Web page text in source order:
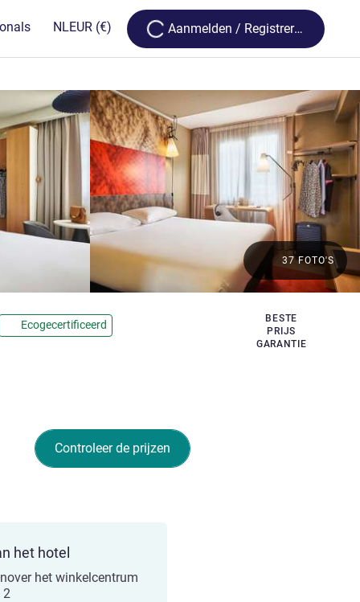
NLEUR (€) Loading...
Aanmelden / Registreren
Ecogecertificeerd
BESTE
PRIJS
GARANTIE
37 FOTO'S
Controleer de prijzen
het hotel
het winkelcentrum
2